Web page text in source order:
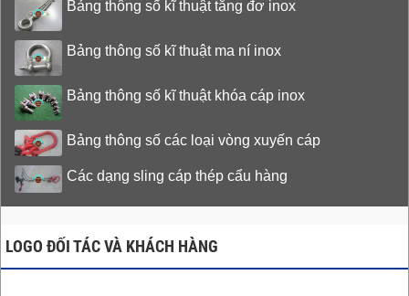
Bảng thông số kĩ thuật tăng đơ inox
Bảng thông số kĩ thuật ma ní inox
Bảng thông số kĩ thuật khóa cáp inox
Bảng thông số các loại vòng xuyến cáp
Các dạng sling cáp thép cẩu hàng
LOGO ĐỐI TÁC VÀ KHÁCH HÀNG